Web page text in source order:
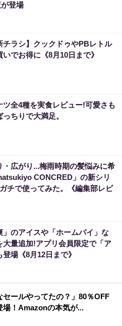
登場
チラシ】クックドゥやPBレトル
いでお得に《8月10日まで》
ツ全4種を実食レビュー!可愛さも
ちりで大満足。
・広がり...梅雨時期の髪悩みに希
CONCRED」の新シリ
チで使ってみた。《編集部レビ
」のアイスや「ホームパイ」な
大量追加!アプリ会員限定で「ア
場《8月12日まで》
セールやってたの？」80％OFF
場！Amazonの本気が...